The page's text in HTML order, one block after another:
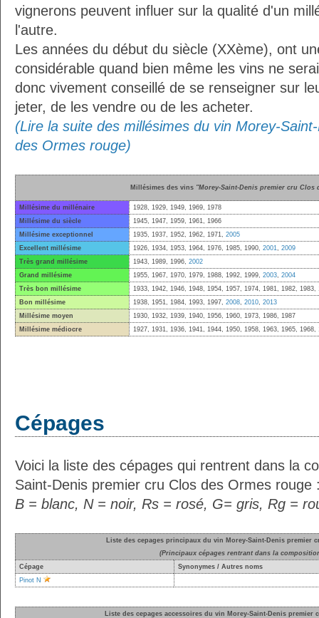
vignerons peuvent influer sur la qualité d'un
l'autre.
Les années du début du siècle (XXème), ont
considérable quand bien même les vins ne
donc vivement conseillé de se renseigner sur
jeter, de les vendre ou de les acheter.
(Lire la suite des millésimes du vin Morey-
des Ormes rouge)
Millésimes des vins "Morey-Saint-Denis premier cru Clos
Millésime du millénaire
1928, 1929, 1949, 1969, 1978
Millésime du siècle
1945, 1947, 1959, 1961, 1966
Millésime exceptionnel
1935, 1937, 1952, 1962, 1971, 2005
Excellent millésime
1926, 1934, 1953, 1964, 1976, 1985, 1990, 2001, 2009
Très grand millésime
1943, 1989, 1996, 2002
Grand millésime
1955, 1967, 1970, 1979, 1988, 1992, 1999, 2003, 2004
Très bon millésime
1933, 1942, 1946, 1948, 1954, 1957, 1974, 1981, 1982,
Bon millésime
1938, 1951, 1984, 1993, 1997, 2008, 2010, 2013
Millésime moyen
1930, 1932, 1939, 1940, 1956, 1960, 1973, 1986, 1987
Millésime médiocre
1927, 1931, 1936, 1941, 1944, 1950, 1958, 1963, 1965, 1968,
Cépages
Voici la liste des cépages qui rentrent dans la
Saint-Denis premier cru Clos des Ormes rouge
B = blanc, N = noir, Rs = rosé, G= gris, Rg =
Liste des cepages principaux du vin Morey-Saint-Denis premier
(Principaux cépages rentrant dans la
Cépage
Synonymes / Autres noms
Pinot N
Liste des cepages accessoires du vin Morey-Saint-Denis premier